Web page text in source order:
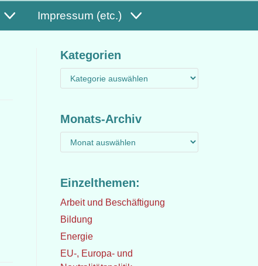
Impressum (etc.)
Kategorien
Monats-Archiv
Einzelthemen:
Arbeit und Beschäftigung
Bildung
Energie
EU-, Europa- und